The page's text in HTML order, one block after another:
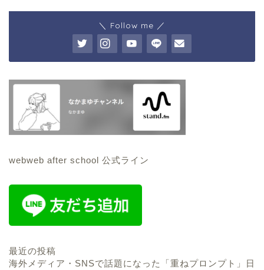
＼ Follow me ／
webweb after school 公式ライン
最近の投稿
海外メディア・SNSで話題になった「重ねプロンプト」日